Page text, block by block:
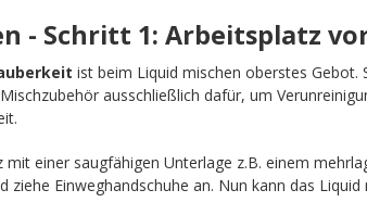
- Schritt 1: Arbeitsplatz
ist beim Liquid mischen oberstes
ausschließlich dafür, um
einer saugfähigen Unterlage z.B. einem
ziehe Einweghandschuhe an. Nun kann das Liquid